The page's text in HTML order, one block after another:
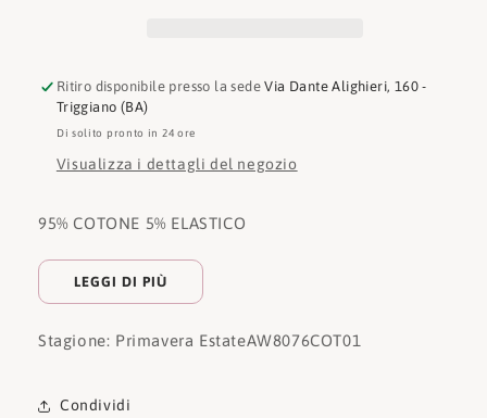
Ritiro disponibile presso la sedeVia Dante Alighieri, 160 -
Triggiano (BA)
Di solito pronto in 24 ore
Visualizza i dettagli del negozio
95% COTONE 5% ELASTICO
LEGGI DI PIÙ
Stagione: Primavera EstateAW8076COT01
Condividi